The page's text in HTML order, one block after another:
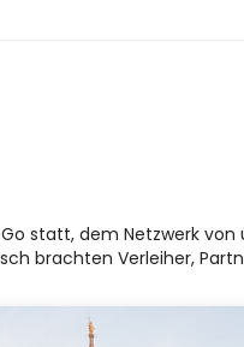
statt, dem Netzwerk
brachten Verleiher,